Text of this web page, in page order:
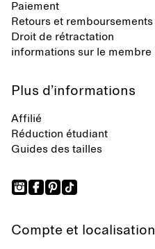
Paiement
Retours et remboursements
Droit de rétractation
informations sur le membre
Plus d’informations
Affilié
Réduction étudiant
Guides des tailles
Compte et localisation